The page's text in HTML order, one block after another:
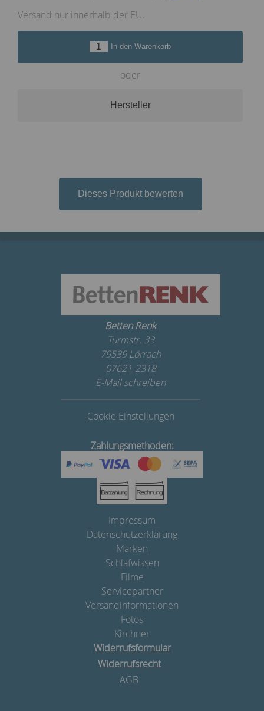
Versand nur innerhalb der EU.
In den Warenkorb
oder
Hersteller
Dieses Produkt bewerten
Betten Renk
Turmstr. 33
79539 Lörrach
07621-2318
E-Mail schreiben
Cookie Einstellungen
Zahlungsmethoden:
Impressum
Datenschutzerklärung
Marken
Schlafwissen
Filme
Servicepartner
Versandinformationen
Fotos
Kirchner
Widerrufsformular
Widerrufsrecht
AGB